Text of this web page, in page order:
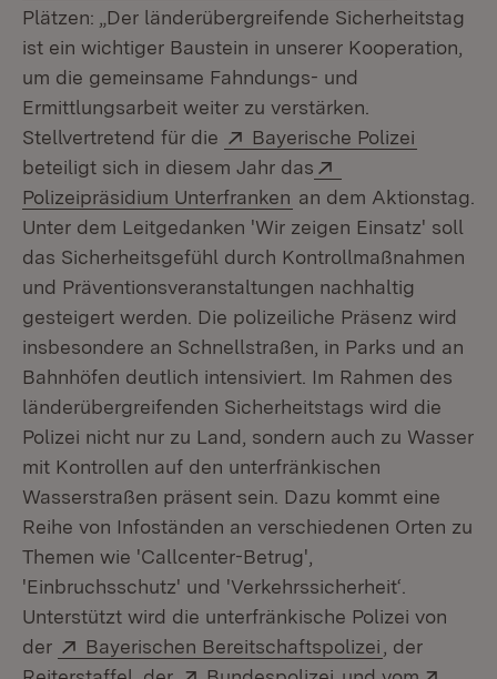
Plätzen: „Der länderübergreifende Sicherheitstag
ist ein wichtiger Baustein in unserer Kooperation,
um die gemeinsame Fahndungs- und
Ermittlungsarbeit weiter zu verstärken.
Stellvertretend für die
Extern:
Bayerische Polizei
beteiligt sich in diesem Jahr das
Polizeipräsidium Unterfranken (Öffnet in neuem
an dem Aktionstag.
Unter dem Leitgedanken 'Wir zeigen Einsatz' soll
das Sicherheitsgefühl durch Kontrollmaßnahmen
und Präventionsveranstaltungen nachhaltig
gesteigert werden. Die polizeiliche Präsenz wird
insbesondere an Schnellstraßen, in Parks und an
Bahnhöfen deutlich intensiviert. Im Rahmen des
länderübergreifenden Sicherheitstags wird die
Polizei nicht nur zu Land, sondern auch zu Wasser
mit Kontrollen auf den unterfränkischen
Wasserstraßen präsent sein. Dazu kommt eine
Reihe von Infoständen an verschiedenen Orten zu
Themen wie 'Callcenter-Betrug',
'Einbruchsschutz' und 'Verkehrssicherheit‘.
Unterstützt wird die unterfränkische Polizei von
der
Extern:
Bayerischen Bereitschaftspolizei (Öffnet in
, der
Extern: (Öffnet in neuem